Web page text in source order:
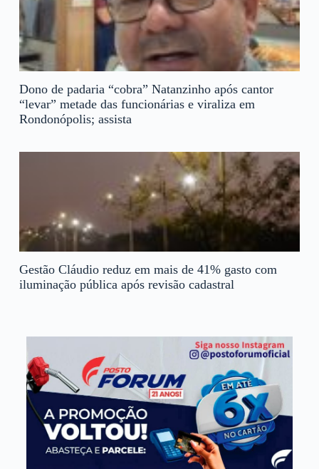
Dono de padaria “cobra” Natanzinho após cantor
“levar” metade das funcionárias e viraliza em
Rondonópolis; assista
Gestão Cláudio reduz em mais de 41% gasto com
iluminação pública após revisão cadastral